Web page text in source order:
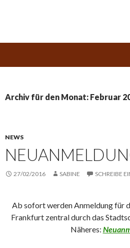
Archiv für den Monat: Februar
NEWS
27/02/2016 SABINE SCHREIBE
Ab sofort werden Anmeldung für
Frankfurt zentral durch das
Näheres: